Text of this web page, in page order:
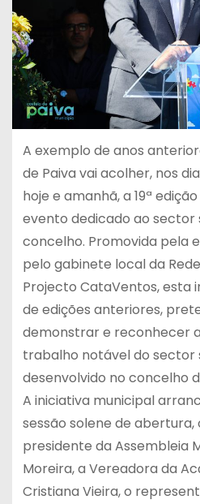
A exemplo de anos
de Paiva vai acolher, nos
hoje e amanhã, a 19ª
evento dedicado ao sector
concelho. Promovida pela
pelo gabinete local da
Projecto CataVentos, esta
de edições anteriores,
demonstrar e reconhecer
trabalho notável do sector
desenvolvido no concelho
A iniciativa municipal
sessão solene de abertura,
presidente da Assembleia
Moreira, a Vereadora da
Cristiana Vieira, o